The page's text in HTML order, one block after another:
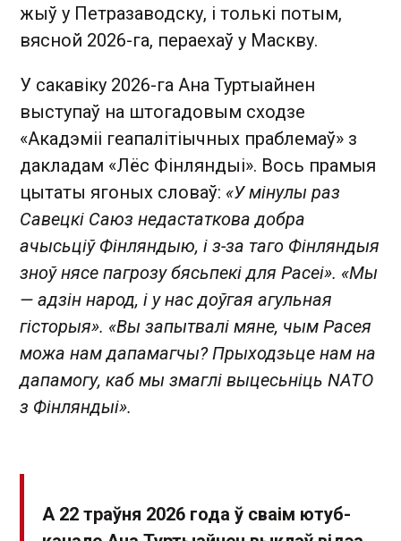
жыў у Петразаводску, і толькі потым,
вясной 2026-га, пераехаў у Маскву.
У сакавіку 2026-га Ана Туртыайнен
выступаў на штогадовым сходзе
«Акадэміі геапалітіычных праблемаў» з
дакладам «Лёс Фінляндыі». Вось прамыя
цытаты ягоных словаў: «У мінулы раз
Савецкі Саюз недастаткова добра
ачысьціў Фінляндыю, і з-за таго Фінляндыя
зноў нясе пагрозу бясьпекі для Расеі». «Мы
— адзін народ, і у нас доўгая агульная
гісторыя». «Вы запытвалі мяне, чым Расея
можа нам дапамагчы? Прыходзьце нам на
дапамогу, каб мы змаглі выцесьніць NATO
з Фінляндыі».
А 22 траўня 2026 года ў сваім ютуб-